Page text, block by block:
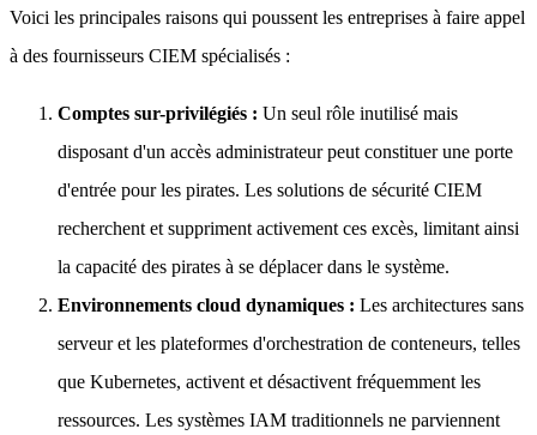
Voici les principales raisons qui poussent les entreprises à faire appel
à des fournisseurs CIEM spécialisés :
Comptes sur-privilégiés : Un seul rôle inutilisé mais
disposant d'un accès administrateur peut constituer une porte
d'entrée pour les pirates. Les solutions de sécurité CIEM
recherchent et suppriment activement ces excès, limitant ainsi
la capacité des pirates à se déplacer dans le système.
Environnements cloud dynamiques : Les architectures sans
serveur et les plateformes d'orchestration de conteneurs, telles
que Kubernetes, activent et désactivent fréquemment les
ressources. Les systèmes IAM traditionnels ne parviennent